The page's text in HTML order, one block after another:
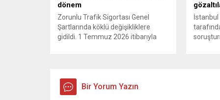
dönem
Zorunlu Trafik Sigortası Genel
Şartlarında köklü değişikliklere
gidildi. 1 Temmuz 2026 itibarıyla
kullanımındaki yaş sınırını kaldırıyor
ve değer kaybı ödemelerinde hak
İstanbul
Bir Yorum Yazın